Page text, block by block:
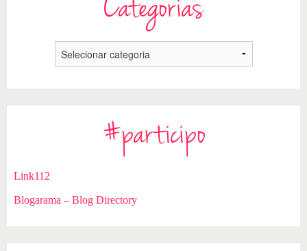
Categorias
#participo
Link112
Blogarama – Blog Directory